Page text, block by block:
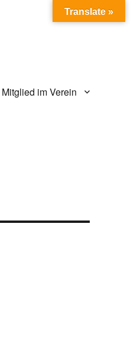
Mitglied im Verein
Translate »